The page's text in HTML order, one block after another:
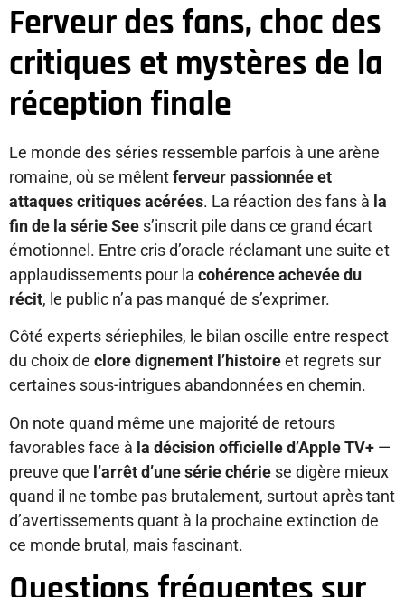
Ferveur des fans, choc des
critiques et mystères de la
réception finale
Le monde des séries ressemble parfois à une arène
romaine, où se mêlentferveur passionnée et
attaques critiques acérées. La réaction des fans à la
fin de la série See s’inscrit pile dans ce grand écart
émotionnel. Entre cris d’oracle réclamant une suite et
applaudissements pour la cohérence achevée du
récit, le public n’a pas manqué de s’exprimer.
Côté experts sériephiles, le bilan oscille entre respect
du choix de clore dignement l’histoireet regrets sur
certaines sous-intrigues abandonnées en chemin.
On note quand même une majorité de retours
favorables face à la décision officielle d’Apple TV+ —
preuve que l’arrêt d’une série chérie se digère mieux
quand il ne tombe pas brutalement, surtout après tant
d’avertissements quant à la prochaine extinction de
ce monde brutal, mais fascinant.